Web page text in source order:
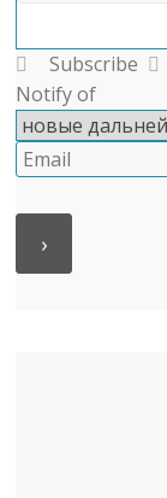
Subscribe
Notify of